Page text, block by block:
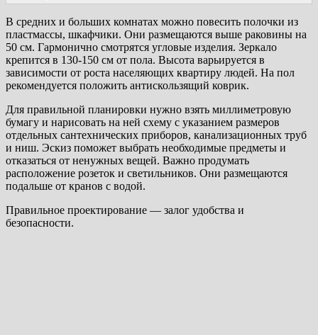
В средних и больших комнатах можно повесить полочки из
пластмассы, шкафчики. Они размещаются выше раковины на
50 см. Гармонично смотрятся угловые изделия. Зеркало
крепится в 130-150 см от пола. Высота варьируется в
зависимости от роста населяющих квартиру людей. На пол
рекомендуется положить антискользящий коврик.
Для правильной планировки нужно взять миллиметровую
бумагу и нарисовать на ней схему с указанием размеров
отдельных сантехнических приборов, канализационных труб
и ниш. Эскиз поможет выбрать необходимые предметы и
отказаться от ненужных вещей. Важно продумать
расположение розеток и светильников. Они размещаются
подальше от кранов с водой.
Правильное проектирование — залог удобства и
безопасности.